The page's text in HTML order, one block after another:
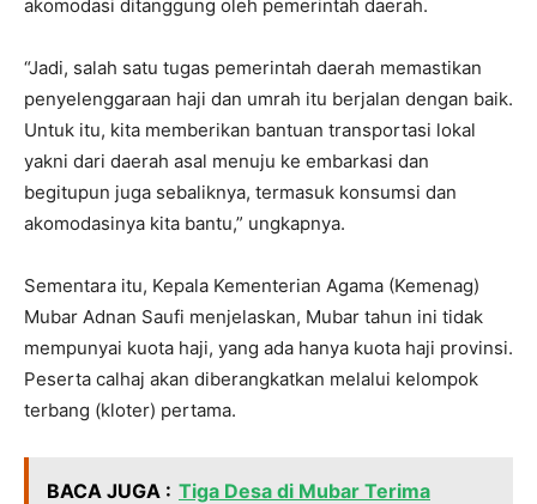
akomodasi ditanggung oleh pemerintah daerah.
“Jadi, salah satu tugas pemerintah daerah memastikan
penyelenggaraan haji dan umrah itu berjalan dengan baik.
Untuk itu, kita memberikan bantuan transportasi lokal
yakni dari daerah asal menuju ke embarkasi dan
begitupun juga sebaliknya, termasuk konsumsi dan
akomodasinya kita bantu,” ungkapnya.
Sementara itu, Kepala Kementerian Agama (Kemenag)
Mubar Adnan Saufi menjelaskan, Mubar tahun ini tidak
mempunyai kuota haji, yang ada hanya kuota haji provinsi.
Peserta calhaj akan diberangkatkan melalui kelompok
terbang (kloter) pertama.
BACA JUGA : Tiga Desa di Mubar Terima